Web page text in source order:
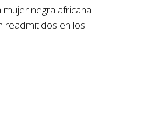
negra africana
readmitidos en los